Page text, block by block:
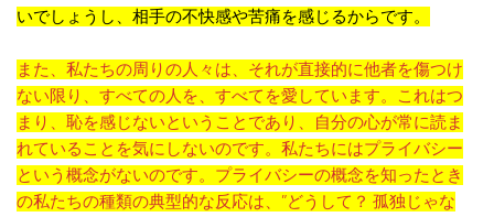
いでしょうし、相手の不快感や苦痛を感じるからです。
また、私たちの周りの人々は、それが直接的に他者を傷つけ
ない限り、すべての人を、すべてを愛しています。これはつ
まり、恥を感じないということであり、自分の心が常に読ま
れていることを気にしないのです。私たちにはプライバシー
という概念がないのです。プライバシーの概念を知ったとき
の私たちの種類の典型的な反応は、”どうして？ 孤独じゃな